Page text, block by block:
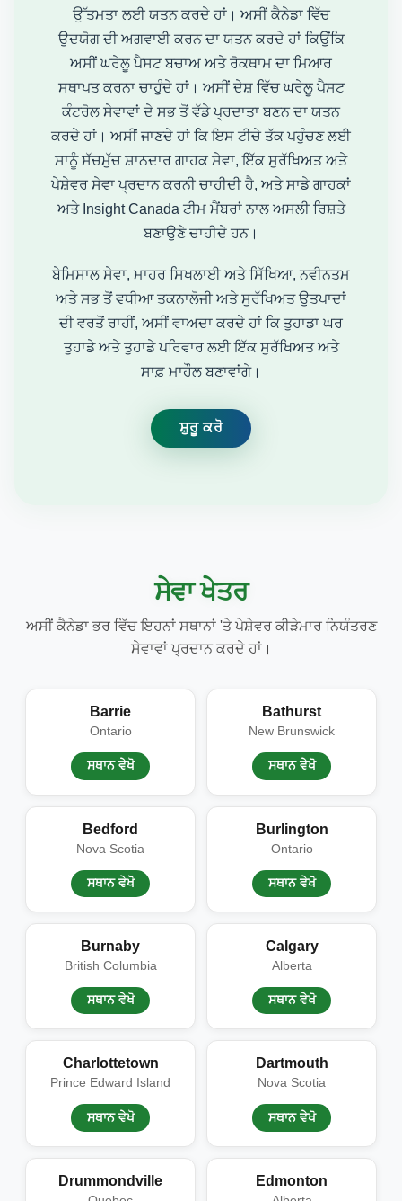
ਉੱਤਮਤਾ ਲਈ ਯਤਨ ਕਰਦੇ ਹਾਂ। ਅਸੀਂ ਕੈਨੇਡਾ ਵਿੱਚ
ਉਦਯੋਗ ਦੀ ਅਗਵਾਈ ਕਰਨ ਦਾ ਯਤਨ ਕਰਦੇ ਹਾਂ ਕਿਉਂਕਿ
ਅਸੀਂ ਘਰੇਲੂ ਪੈਸਟ ਬਚਾਅ ਅਤੇ ਰੋਕਥਾਮ ਦਾ ਮਿਆਰ
ਸਥਾਪਤ ਕਰਨਾ ਚਾਹੁੰਦੇ ਹਾਂ। ਅਸੀਂ ਦੇਸ਼ ਵਿੱਚ ਘਰੇਲੂ ਪੈਸਟ
ਕੰਟਰੋਲ ਸੇਵਾਵਾਂ ਦੇ ਸਭ ਤੋਂ ਵੱਡੇ ਪ੍ਰਦਾਤਾ ਬਣਨ ਦਾ ਯਤਨ
ਕਰਦੇ ਹਾਂ। ਅਸੀਂ ਜਾਣਦੇ ਹਾਂ ਕਿ ਇਸ ਟੀਚੇ ਤੱਕ ਪਹੁੰਚਣ ਲਈ
ਸਾਨੂੰ ਸੱਚਮੁੱਚ ਸ਼ਾਨਦਾਰ ਗਾਹਕ ਸੇਵਾ, ਇੱਕ ਸੁਰੱਖਿਅਤ ਅਤੇ
ਪੇਸ਼ੇਵਰ ਸੇਵਾ ਪ੍ਰਦਾਨ ਕਰਨੀ ਚਾਹੀਦੀ ਹੈ, ਅਤੇ ਸਾਡੇ ਗਾਹਕਾਂ
ਅਤੇ Insight Canada ਟੀਮ ਮੈਂਬਰਾਂ ਨਾਲ ਅਸਲੀ ਰਿਸ਼ਤੇ
ਬਣਾਉਣੇ ਚਾਹੀਦੇ ਹਨ।
ਬੇਮਿਸਾਲ ਸੇਵਾ, ਮਾਹਰ ਸਿਖਲਾਈ ਅਤੇ ਸਿੱਖਿਆ, ਨਵੀਨਤਮ
ਅਤੇ ਸਭ ਤੋਂ ਵਧੀਆ ਤਕਨਾਲੋਜੀ ਅਤੇ ਸੁਰੱਖਿਅਤ ਉਤਪਾਦਾਂ
ਦੀ ਵਰਤੋਂ ਰਾਹੀਂ, ਅਸੀਂ ਵਾਅਦਾ ਕਰਦੇ ਹਾਂ ਕਿ ਤੁਹਾਡਾ ਘਰ
ਤੁਹਾਡੇ ਅਤੇ ਤੁਹਾਡੇ ਪਰਿਵਾਰ ਲਈ ਇੱਕ ਸੁਰੱਖਿਅਤ ਅਤੇ
ਸਾਫ਼ ਮਾਹੌਲ ਬਣਾਵਾਂਗੇ।
ਸ਼ੁਰੂ ਕਰੋ
ਸੇਵਾ ਖੇਤਰ
ਅਸੀਂ ਕੈਨੇਡਾ ਭਰ ਵਿੱਚ ਇਹਨਾਂ ਸਥਾਨਾਂ 'ਤੇ ਪੇਸ਼ੇਵਰ ਕੀੜੇਮਾਰ ਨਿਯੰਤਰਣ
ਸੇਵਾਵਾਂ ਪ੍ਰਦਾਨ ਕਰਦੇ ਹਾਂ।
Barrie
Ontario
ਸਥਾਨ ਵੇਖੋ
Bathurst
New Brunswick
ਸਥਾਨ ਵੇਖੋ
Bedford
Nova Scotia
ਸਥਾਨ ਵੇਖੋ
Burlington
Ontario
ਸਥਾਨ ਵੇਖੋ
Burnaby
British Columbia
ਸਥਾਨ ਵੇਖੋ
Calgary
Alberta
ਸਥਾਨ ਵੇਖੋ
Charlottetown
Prince Edward Island
ਸਥਾਨ ਵੇਖੋ
Dartmouth
Nova Scotia
ਸਥਾਨ ਵੇਖੋ
Drummondville Edmonton